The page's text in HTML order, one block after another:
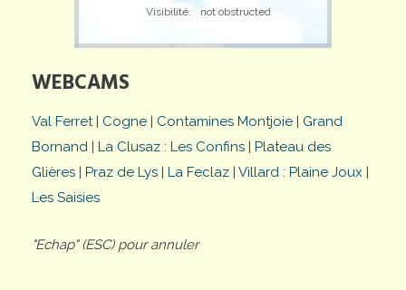
Visibilité: not obstructed
WEBCAMS
Val Ferret| Cogne | Contamines Montjoie | Grand
Bornand | La Clusaz : Les Confins | Plateau des
Glières | Praz de Lys | La Feclaz | Villard : Plaine Joux |
Les Saisies
"Echap" (ESC) pour annuler